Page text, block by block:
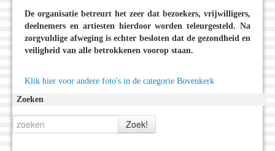
De organisatie betreurt het zeer dat bezoekers, vrijwilligers,
deelnemers en artiesten hierdoor worden teleurgesteld. Na
zorgvuldige afweging is echter besloten dat de gezondheid en
veiligheid van alle betrokkenen voorop staan.
Klik hier voor andere foto's in de categorie Bovenkerk
Zoeken